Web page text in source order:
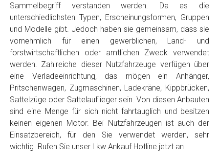
Marke
Model
Baujahr
Getriebe
Bekannte Schäden
Sammelbegriff verstanden werden. Da es die
unterschiedlichsten Typen, Erscheinungsformen, Gruppen
und Modelle gibt. Jedoch haben sie gemeinsam, dass sie
vornehmlich für einen gewerblichen, Land- und
forstwirtschaftlichen oder amtlichen Zweck verwendet
werden. Zahlreiche dieser Nutzfahrzeuge verfügen über
eine Verladeeinrichtung, das mögen ein Anhänger,
Pritschenwagen, Zugmaschinen, Ladekräne, Kippbrücken,
Sattelzüge oder Sattelauflieger sein. Von diesen Anbauten
sind eine Menge für sich nicht fahrtauglich und besitzen
keinen eigenen Motor. Bei Nutzfahrzeugen ist auch der
Einsatzbereich, für den Sie verwendet werden, sehr
wichtig. Rufen Sie unser Lkw Ankauf Hotline jetzt an.